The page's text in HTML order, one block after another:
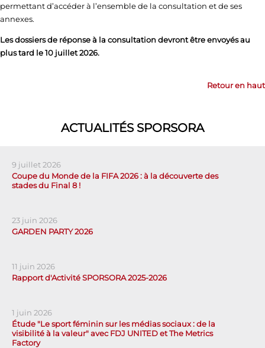
permettant d’accéder à l’ensemble de la consultation et de ses
annexes.
Les dossiers de réponse à la consultation devront être envoyés au
plus tard le 10 juillet 2026.
Retour en haut
ACTUALITÉS SPORSORA
9 juillet 2026
Coupe du Monde de la FIFA 2026 : à la découverte des
stades du Final 8 !
23 juin 2026
GARDEN PARTY 2026
11 juin 2026
Rapport d'Activité SPORSORA 2025-2026
1 juin 2026
Étude "Le sport féminin sur les médias sociaux : de la
visibilité à la valeur" avec FDJ UNITED et The Metrics
Factory